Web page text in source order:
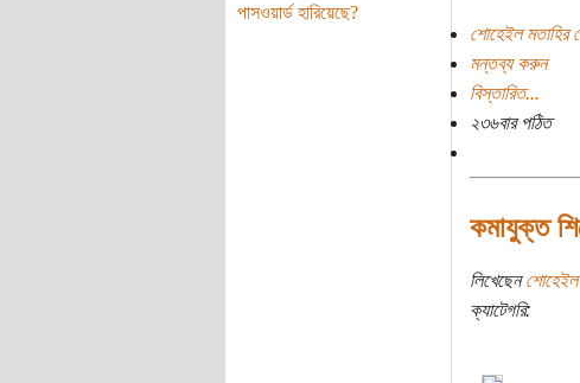
পাসওয়ার্ড হারিয়েছে?
শোহেইল মতাহির
মন্তব্য করুন
বিস্তারিত...
২৩৬বার পঠিত
কমাযুক্ত
লিখেছেনশোহেইল
ক্যাটেগরি: